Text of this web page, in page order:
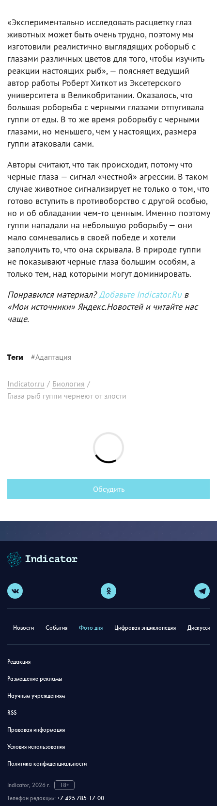
«Экспериментально исследовать расцветку глаз
животных может быть очень трудно, поэтому мы
изготовили реалистично выглядящих роборыб с
глазами различных цветов для того, чтобы изучить
реакции настоящих рыб», — поясняет ведущий
автор работы Роберт Хиткот из Эксетерского
университета в Великобритании. Оказалось, что
большая роборыба с черными глазами отпугивала
гуппи от еды. В то же время роборыбу с черными
глазами, но меньшего, чем у настоящих, размера
гуппи атаковали сами.
Авторы считают, что так происходит, потому что
черные глаза — сигнал «честной» агрессии. В таком
случае животное сигнализирует не только о том, что
готово вступить в противоборство с другой особью,
но и об обладании чем-то ценным. Именно поэтому
гуппи нападали на небольшую роборыбу — они
мало сомневались в своей победе и хотели
заполучить то, что она скрывала. В природе гуппи
не показывают черные глаза большим особям, а
только тем, над которыми могут доминировать.
Понравился материал?Добавьте Indicator.Ruв
«Мои источники» Яндекс.Новостей и читайте нас
чаще.
Теги #Адаптация
Indicator.ru / Биология /
Глаза рыб гуппи чернеют от злости
Обсудить
Новости События Фото дня Цифровая энциклопедия
Редакция
Размещение рекламы
Научным учреждениям
RSS
Правовая информация
Условия использования
Политика конфиденциальности
Indicator, 2026 г.
18+
Телефон редакции: +7 495 785-17-00